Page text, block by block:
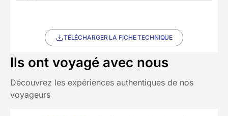
TÉLÉCHARGER LA FICHE TECHNIQUE
Ils ont voyagé avec nous
Découvrez les expériences authentiques de nos
voyageurs